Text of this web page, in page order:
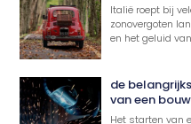
Italië roept bij
zonovergoten
en het geluid
de
van een
Het starten van